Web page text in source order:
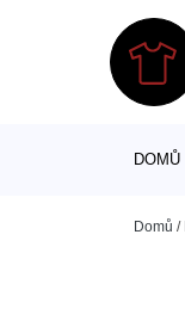
DOMŮ
Domů /